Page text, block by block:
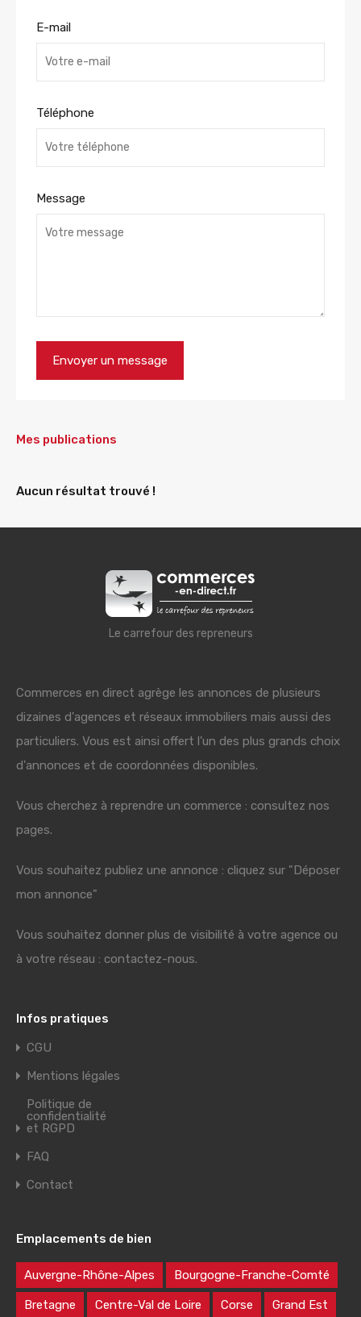
E-mail
Téléphone
Message
Mes publications
Aucun résultat trouvé !
Le carrefour des repreneurs
Commerces en direct agrège les annonces de plusieurs
dizaines d'agences et réseaux immobiliers mais aussi des
particuliers. Vous est ainsi offert l'un des plus grands choix
d'annonces et de coordonnées disponibles.
Vous cherchez à reprendre un commerce : consultez nos
pages.
Vous souhaitez publiez une annonce : cliquez sur "Déposer
mon annonce"
Vous souhaitez donner plus de visibilité à votre agence ou
à votre réseau : contactez-nous.
Infos pratiques
CGU
Mentions légales
Politique de
confidentialité
et RGPD
FAQ
Contact
Emplacements de bien
Auvergne-Rhône-Alpes Bourgogne-Franche-Comté
Bretagne Centre-Val de Loire Corse Grand Est